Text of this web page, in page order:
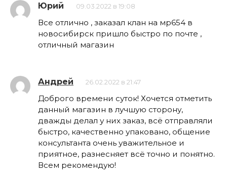
Юрий 09.03.2022 в 19:08
Все отлично , заказал клан на мр654 в
новосибирск пришло быстро по почте ,
отличный магазин
Андрей 26.02.2022 в 21:47
Доброго времени суток! Хочется отметить
данный магазин в лучшую сторону,
дважды делал у них заказ, всё отправляли
быстро, качественно упаковано, общение
консультанта очень уважительное и
приятное, разнесняет всё точно и понятно.
Всем рекомендую!